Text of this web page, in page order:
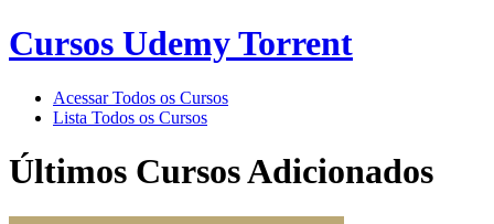
Cursos Udemy Torrent
Acessar Todos os Cursos
Lista Todos os Cursos
Últimos Cursos Adicionados